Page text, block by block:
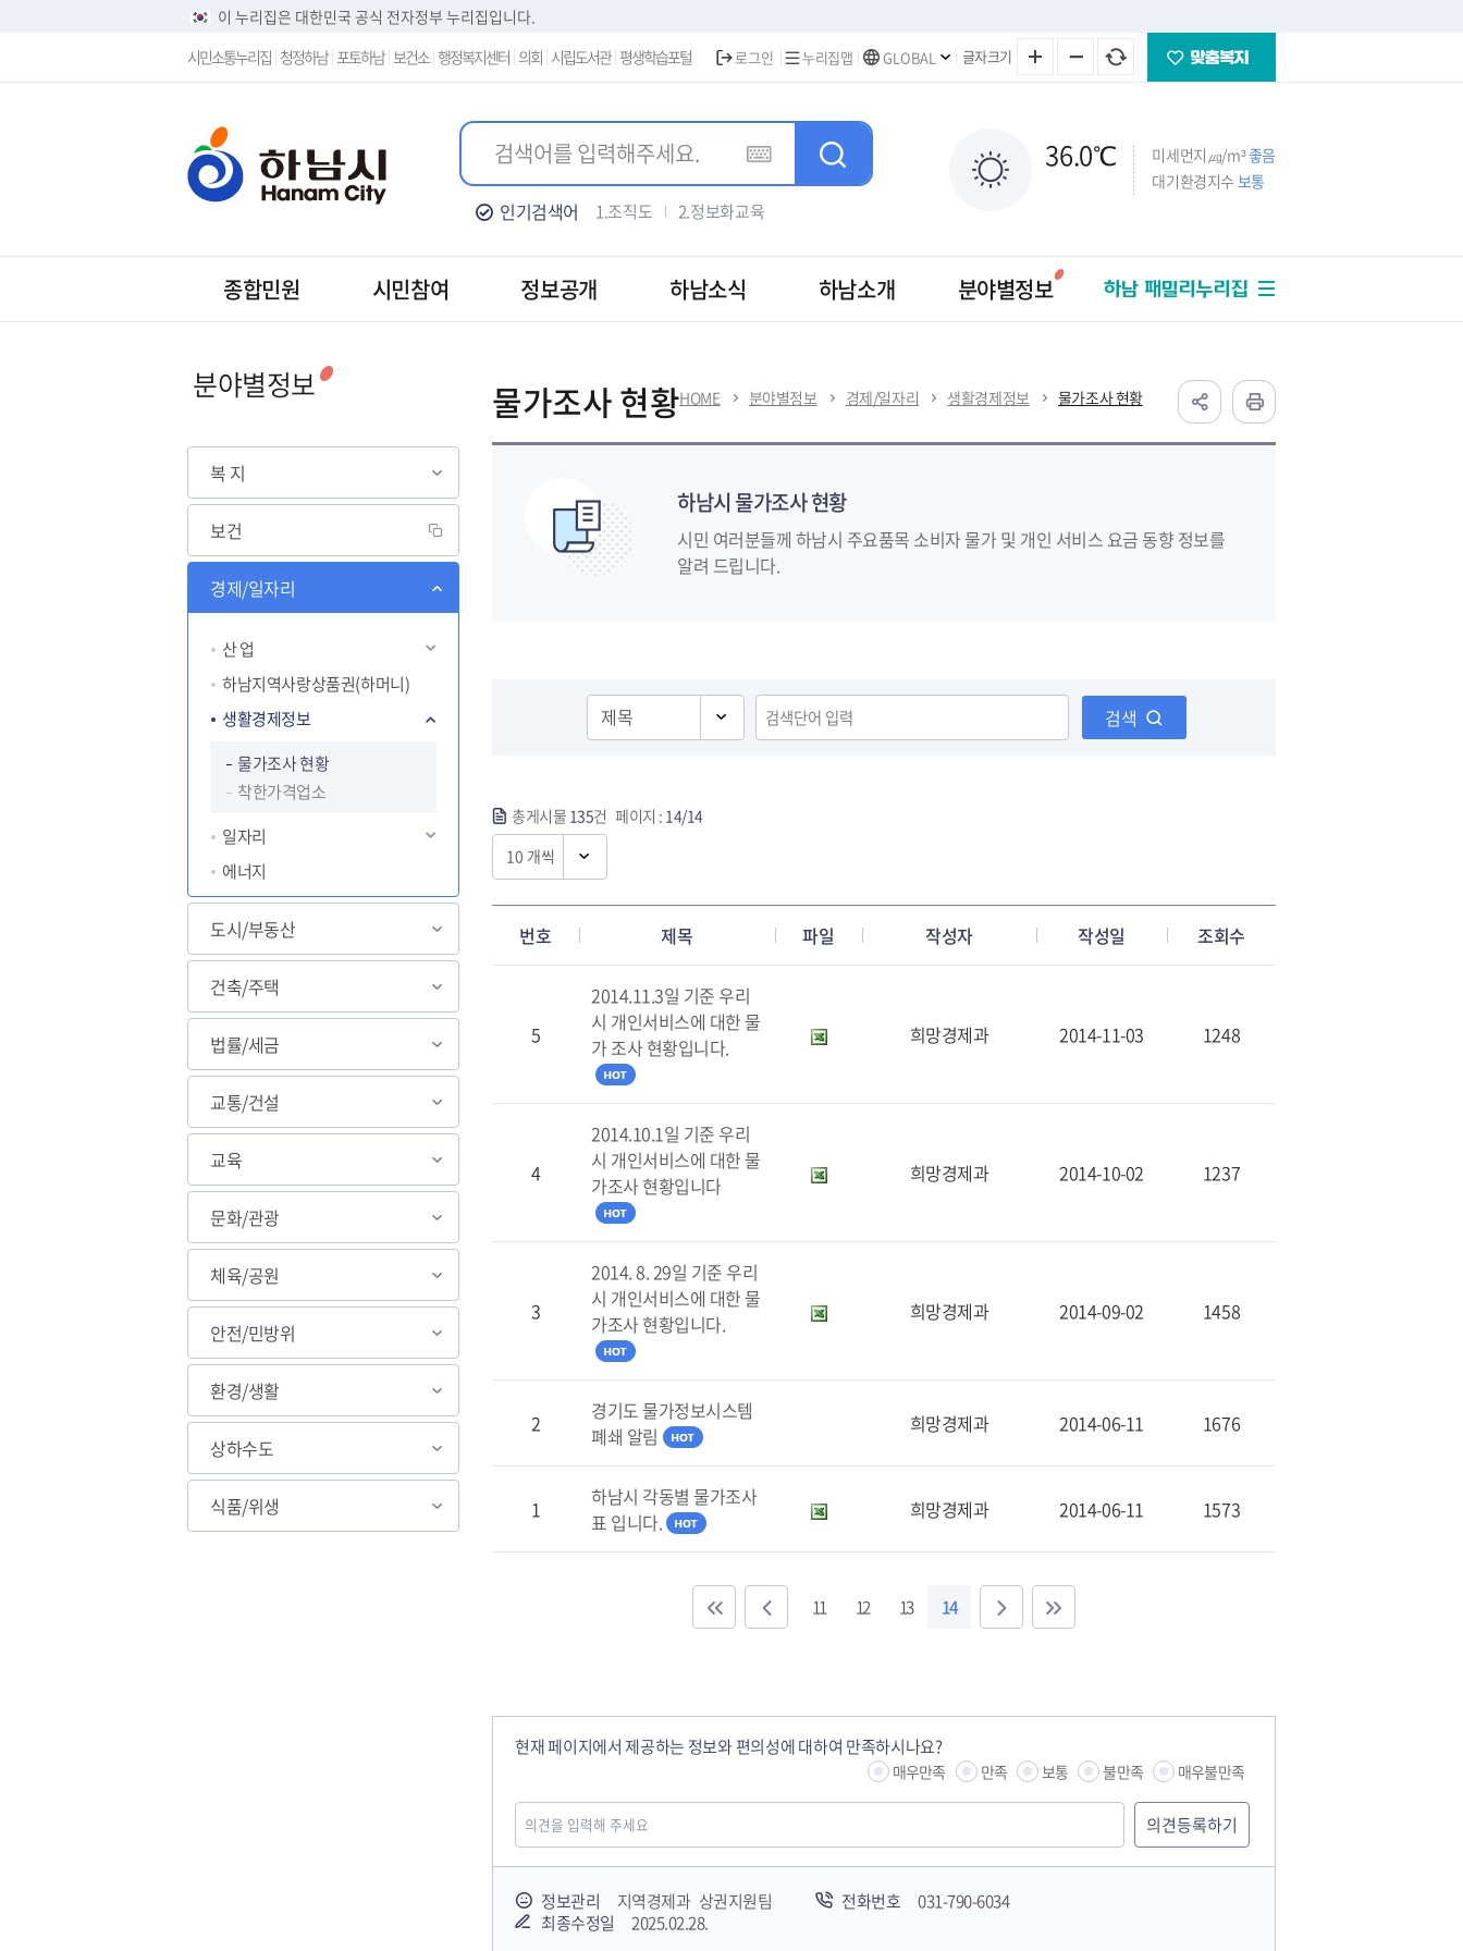
이 누리집은 대한민국 공식 전자정부 누리집입니다.
시민소통누리집 청정하남 포토하남 보건소 행정복지센터 의회 시립도서관 평생학습포털 로그인 누리집맵 GLOBAL 글자크기
인기검색어 1.조직도
2.정보화교육
5.하남신문고
36.0℃ 미세먼지㎍/m³좋음
대기환경지수 보통
종합민원 시민참여 정보공개 하남소식 하남소개 분야별정보
도약하는 하남
복 지
하남 패밀리누리집
분야별정보
복 지
보건
경제/일자리
산 업
하남지역사랑상품권(하머니)
생활경제정보
물가조사 현황
착한가격업소
일자리
에너지
도시/부동산
건축/주택
법률/세금
교통/건설
교육
문화/관광
체육/공원
안전/민방위
환경/생활
상하수도
식품/위생
물가조사 현황HOME 분야별정보 경제/일자리 생활경제정보 물가조사 현황
하남시 물가조사 현황
시민 여러분들께 하남시 주요품목 소비자 물가 및 개인 서비스 요금 동향 정보를
알려 드립니다.
검색
총게시물 135건 페이지 : 14/14
번호 제목 파일 작성자 작성일 조회수
5
2014.11.3일 기준 우리
시 개인서비스에 대한 물
가 조사 현황입니다.
희망경제과 2014-11-03 1248
4
2014.10.1일 기준 우리
시 개인서비스에 대한 물
가조사 현황입니다
희망경제과 2014-10-02 1237
3
2014. 8. 29일 기준 우리
시 개인서비스에 대한 물
가조사 현황입니다.
희망경제과 2014-09-02 1458
2
경기도 물가정보시스템
폐쇄 알림
희망경제과 2014-06-11 1676
1
하남시 각동별 물가조사
표 입니다.
희망경제과 2014-06-11 1573
11 12 13 14
현재 페이지에서 제공하는 정보와 편의성에 대하여 만족하시나요?
매우만족 만족 보통 불만족 매우불만족
정보관리 지역경제과 상권지원팀 전화번호
031-790-6034
최종수정일
2025.02.28.